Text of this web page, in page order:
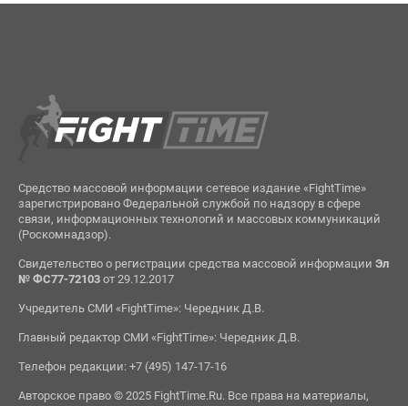
Средство массовой информации сетевое издание «FightTime»
зарегистрировано Федеральной службой по надзору в сфере
связи, информационных технологий и массовых коммуникаций
(Роскомнадзор).
Свидетельство о регистрации средства массовой информации Эл
№ ФС77-72103от 29.12.2017
Учредитель СМИ «FightTime»: Чередник Д.В.
Главный редактор СМИ «FightTime»: Чередник Д.В.
Телефон редакции: +7 (495) 147-17-16
Авторское право © 2025 FightTime.Ru. Все права на материалы,